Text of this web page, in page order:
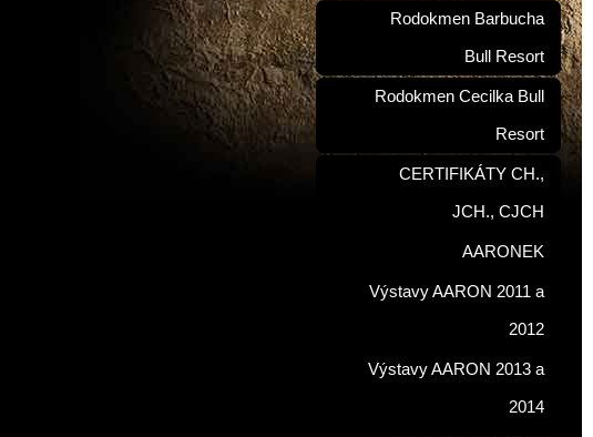
Rodokmen Barbucha
Bull Resort
Rodokmen Cecilka Bull
Resort
CERTIFIKÁTY CH.,
JCH., CJCH
AARONEK
Výstavy AARON 2011 a
2012
Výstavy AARON 2013 a
2014